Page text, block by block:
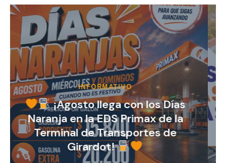
PORTAFOLIO INMOBILIARIO
Invierte donde miles de personas
pasan cada día